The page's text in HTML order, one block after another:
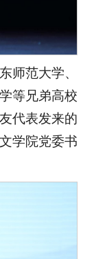
师范大学、
等兄弟高校
代表发来的
学院党委书